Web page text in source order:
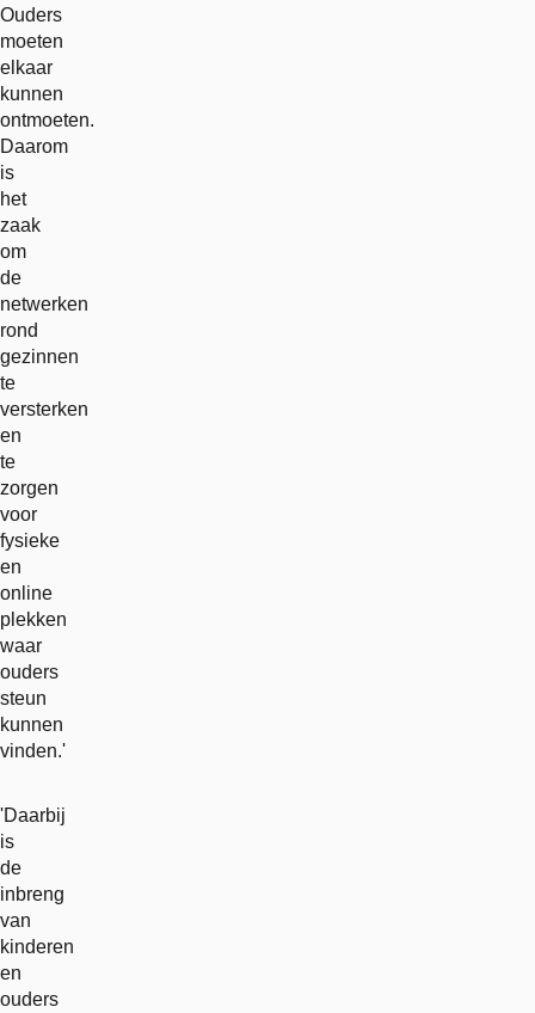
Ouders
moeten
elkaar
kunnen
ontmoeten.
Daarom
is
het
zaak
om
de
netwerken
rond
gezinnen
te
versterken
en
te
zorgen
voor
fysieke
en
online
plekken
waar
ouders
steun
kunnen
vinden.'
'Daarbij
is
de
inbreng
van
kinderen
en
ouders